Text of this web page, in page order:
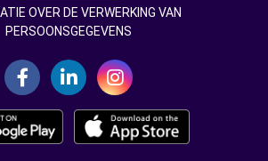
OVER DE VERWERKING VAN
PERSOONSGEGEVENS